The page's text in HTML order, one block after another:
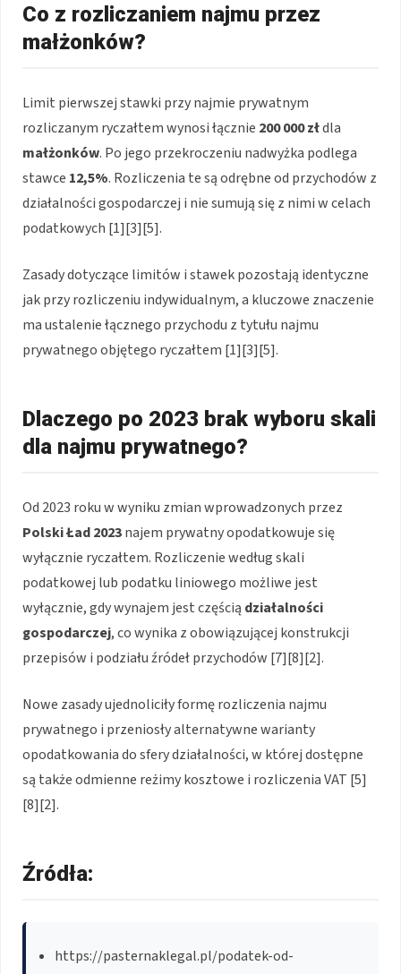
Co z rozliczaniem najmu przez
małżonków?
Limit pierwszej stawki przy najmie prywatnym
rozliczanym ryczałtem wynosi łącznie 200 000 złdla
małżonków. Po jego przekroczeniu nadwyżka podlega
stawce 12,5%. Rozliczenia te są odrębne od przychodów z
działalności gospodarczej i nie sumują się z nimi w celach
podatkowych [1][3][5].
Zasady dotyczące limitów i stawek pozostają identyczne
jak przy rozliczeniu indywidualnym, a kluczowe znaczenie
ma ustalenie łącznego przychodu z tytułu najmu
prywatnego objętego ryczałtem [1][3][5].
Dlaczego po 2023 brak wyboru skali
dla najmu prywatnego?
Od 2023 roku w wyniku zmian wprowadzonych przez
Polski Ład 2023najem prywatny opodatkowuje się
wyłącznie ryczałtem. Rozliczenie według skali
podatkowej lub podatku liniowego możliwe jest
wyłącznie, gdy wynajem jest częścią działalności
gospodarczej, co wynika z obowiązującej konstrukcji
przepisów i podziału źródeł przychodów [7][8][2].
Nowe zasady ujednoliciły formę rozliczenia najmu
prywatnego i przeniosły alternatywne warianty
opodatkowania do sfery działalności, w której dostępne
są także odmienne reżimy kosztowe i rozliczenia VAT [5]
[8][2].
Źródła:
https://pasternaklegal.pl/podatek-od-